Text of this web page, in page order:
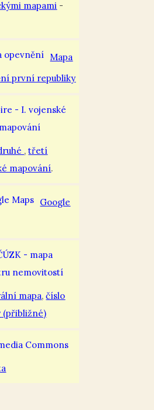
mapami -
Mapa
první republiky
,třetí
mapování.
Google
mapa,číslo
(přibližné)